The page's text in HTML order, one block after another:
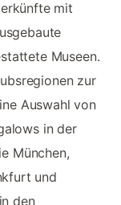
mit
Museen.
zur
Auswahl von
in der
München,
und
den